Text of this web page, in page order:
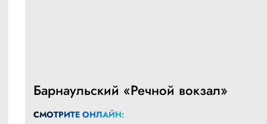
Барнаульский «Речной вокзал»
СМОТРИТЕ ОНЛАЙН: